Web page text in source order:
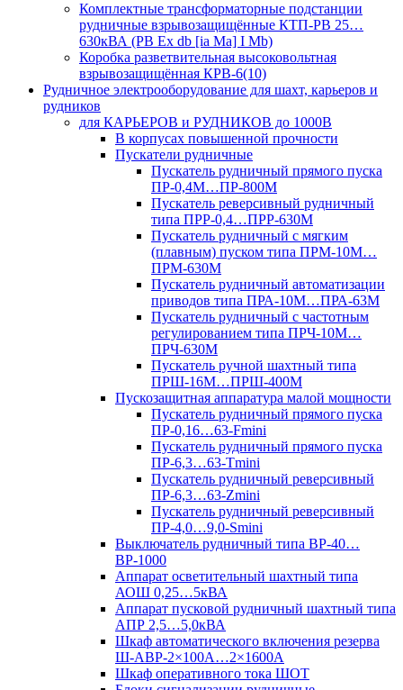
Комплектные трансформаторные подстанции
рудничные взрывозащищённые КТП-РВ 25…
630кВА (РВ Ex db [ia Ma] I Mb)
Коробка разветвительная высоковольтная
взрывозащищённая КРВ-6(10)
Рудничное электрооборудование для шахт, карьеров и
рудников
для КАРЬЕРОВ и РУДНИКОВ до 1000В
В корпусах повышенной прочности
Пускатели рудничные
Пускатель рудничный прямого пуска
ПР-0,4М…ПР-800М
Пускатель реверсивный рудничный
типа ПРР-0,4…ПРР-630М
Пускатель рудничный с мягким
(плавным) пуском типа ПРМ-10М…
ПРМ-630М
Пускатель рудничный автоматизации
приводов типа ПРА-10М…ПРА-63М
Пускатель рудничный с частотным
регулированием типа ПРЧ-10М…
ПРЧ-630М
Пускатель ручной шахтный типа
ПРШ-16М…ПРШ-400М
Пускозащитная аппаратура малой мощности
Пускатель рудничный прямого пуска
ПР-0,16…63-Fmini
Пускатель рудничный прямого пуска
ПР-6,3…63-Tmini
Пускатель рудничный реверсивный
ПР-6,3…63-Zmini
Пускатель рудничный реверсивный
ПР-4,0…9,0-Smini
Выключатель рудничный типа ВР-40…
ВР-1000
Аппарат осветительный шахтный типа
АОШ 0,25…5кВА
Аппарат пусковой рудничный шахтный типа
АПР 2,5…5,0кВА
Шкаф автоматического включения резерва
Ш-АВР-2×100А…2×1600А
Шкаф оперативного тока ШОТ